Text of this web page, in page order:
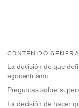
CONTENIDO
La decisión de que
egocentrismo
Preguntas sobre
La decisión de hacer